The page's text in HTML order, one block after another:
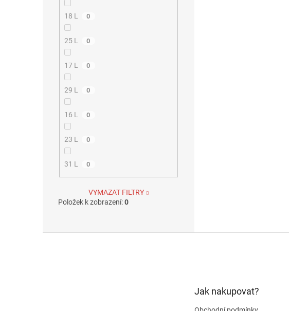
18 L 0
25 L 0
17 L 0
29 L 0
16 L 0
23 L 0
31 L 0
VYMAZAT FILTRY
Položek k zobrazení:0
Jak nakupovat?